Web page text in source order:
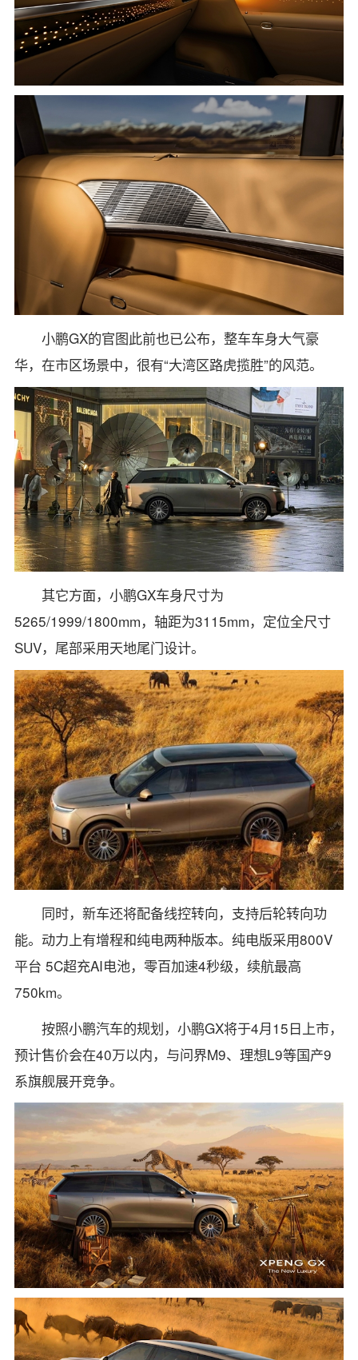
小鹏GX的官图此前也已公布，整车车身大气豪
华，在市区场景中，很有“大湾区路虎揽胜”的风范。
其它方面，小鹏GX车身尺寸为
5265/1999/1800mm，轴距为3115mm，定位全尺寸
SUV，尾部采用天地尾门设计。
同时，新车还将配备线控转向，支持后轮转向功
能。动力上有增程和纯电两种版本。纯电版采用800V
平台 5C超充AI电池，零百加速4秒级，续航最高
750km。
按照小鹏汽车的规划，小鹏GX将于4月15日上市，
预计售价会在40万以内，与问界M9、理想L9等国产9
系旗舰展开竞争。